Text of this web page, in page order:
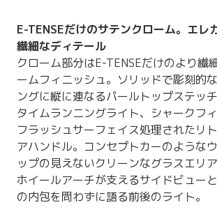
E-TENSEだけのサテンクローム。エレ
繊細なディテール
クローム部分はE-TENSEだけのより繊
ームフィニッシュ。ソリッドで彫刻的
ングに縦に連なるパールトップステッ
タイムランニングライト、シャークフ
フラッシュサーフェイス処理されたリ
アハンドル。コンセプトカーのような
ップの見えないクリーンなグラスエリ
ホイールアーチが支えるサイドビュー
の内包を問わずに語る前後のライト。